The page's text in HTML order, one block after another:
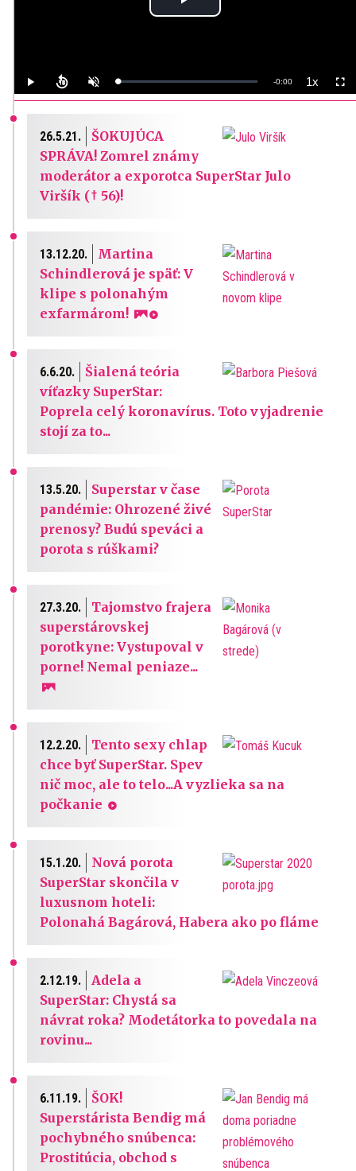
Play
Play UnmuteLoaded:
0%
Remaining
-0:00 1xPlayback
Rate
26.5.21.
ŠOKUJÚCA
SPRÁVA! Zomrel známy
moderátor a exporotca SuperStar Julo
Viršík († 56)!
13.12.20.
Martina
Schindlerová je späť: V
klipe s polonahým
exfarmárom!
6.6.20.
Šialená teória
víťazky SuperStar:
Poprela celý koronavírus. Toto vyjadrenie
stojí za to...
13.5.20.
Superstar v čase
pandémie: Ohrozené živé
prenosy? Budú speváci a
porota s rúškami?
27.3.20.
Tajomstvo frajera
superstárovskej
porotkyne: Vystupoval v
porne! Nemal peniaze...
12.2.20.
Tento sexy chlap
chce byť SuperStar. Spev
nič moc, ale to telo...A vyzlieka sa na
počkanie
15.1.20.
Nová porota
SuperStar skončila v
luxusnom hoteli:
Polonahá Bagárová, Habera ako po fláme
2.12.19.
Adela a
SuperStar: Chystá sa
návrat roka? Modetátorka to povedala na
rovinu...
6.11.19.
ŠOK!
Superstárista Bendig má
pochybného snúbenca:
Prostitúcia, obchod s